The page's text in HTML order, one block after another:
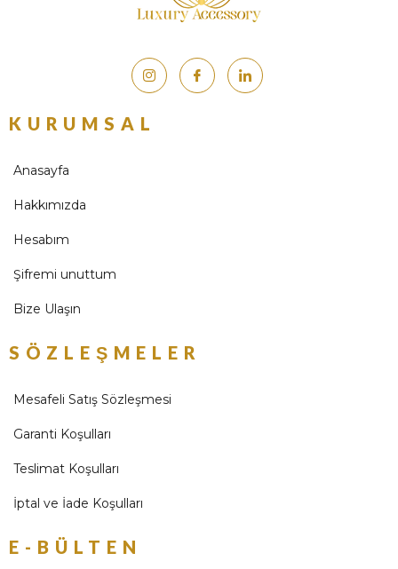
KURUMSAL
Anasayfa
Hakkımızda
Hesabım
Şifremi unuttum
Bize Ulaşın
SÖZLEŞMELER
Mesafeli Satış Sözleşmesi
Garanti Koşulları
Teslimat Koşulları
İptal ve İade Koşulları
E-BÜLTEN